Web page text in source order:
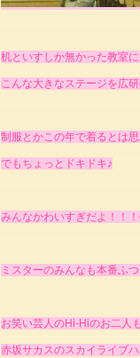
机といすしか無かった教室に
こんな大きなステージを広
制服とかこの年で着るとは
でもちょっとドキドキ♪
みんなかわいすぎだよ！！
ミスターのみんなも本番ふ
お笑い芸人のHi-Hiのお二人
赤坂サカスのスカイライブ